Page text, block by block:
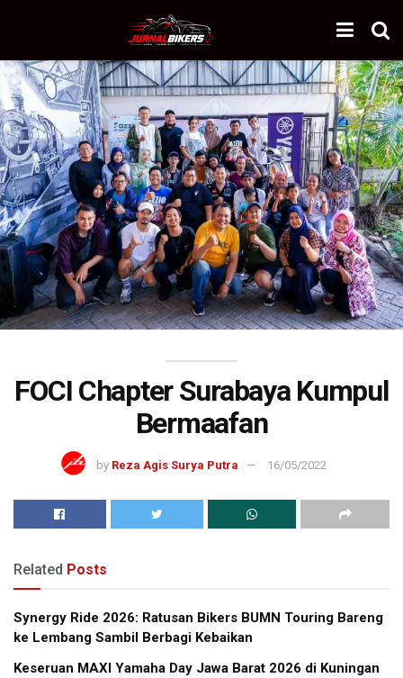
FOCI Chapter Surabaya Kumpul
Bermaafan
by Reza Agis Surya Putra 16/05/2022
Related Posts
Synergy Ride 2026: Ratusan Bikers BUMN Touring Bareng
ke Lembang Sambil Berbagi Kebaikan
Keseruan MAXI Yamaha Day Jawa Barat 2026 di Kuningan